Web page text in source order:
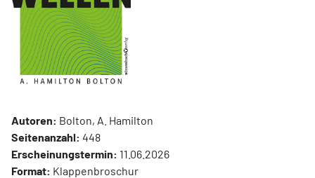
Autoren: Bolton, A. Hamilton
Seitenanzahl: 448
Erscheinungstermin: 11.06.2026
Format: Klappenbroschur